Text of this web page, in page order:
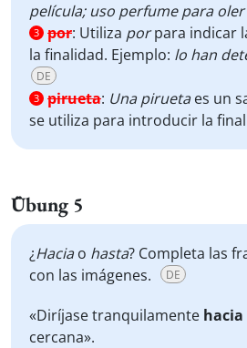
película; uso perfume para
3 por: Utiliza porpara indicar
la finalidad. Ejemplo: lo han
DE
3 pirueta: Una piruetaes un
se utiliza para introducir la
Übung 5
¿Haciao hasta? Completa las
con las imágenes.
DE
«Diríjase tranquilamente hacia
cercana».